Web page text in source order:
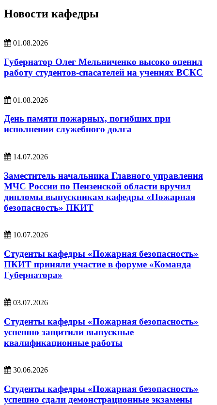
Новости кафедры
01.08.2026
Губернатор Олег Мельниченко высоко оценил
работу студентов-спасателей на учениях ВСКС
01.08.2026
День памяти пожарных, погибших при
исполнении служебного долга
14.07.2026
Заместитель начальника Главного управления
МЧС России по Пензенской области вручил
дипломы выпускникам кафедры «Пожарная
безопасность» ПКИТ
10.07.2026
Студенты кафедры «Пожарная безопасность»
ПКИТ приняли участие в форуме «Команда
Губернатора»
03.07.2026
Студенты кафедры «Пожарная безопасность»
успешно защитили выпускные
квалификационные работы
30.06.2026
Студенты кафедры «Пожарная безопасность»
успешно сдали демонстрационные экзамены